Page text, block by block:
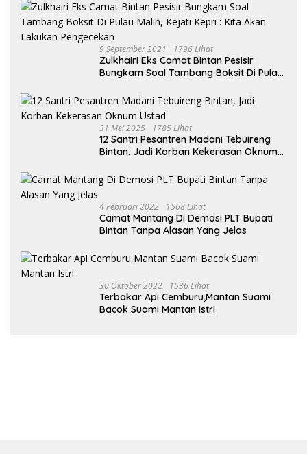
9 September 2021 1796 Lihat
Zulkhairi Eks Camat Bintan Pesisir
Bungkam Soal Tambang Boksit Di Pulau
Pengecekan
31 Mei 2025 1785 Lihat
12 Santri Pesantren Madani Tebuireng
Bintan, Jadi Korban Kekerasan Oknum
4 Februari 2022 1568 Lihat
Camat Mantang Di Demosi PLT Bupati
Bintan Tanpa Alasan Yang Jelas
30 Oktober 2022 1536 Lihat
Terbakar Api Cemburu,Mantan Suami
Bacok Suami Mantan Istri